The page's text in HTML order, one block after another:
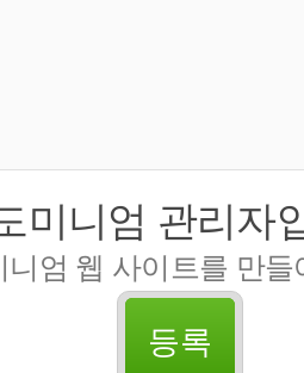
미니엄 관리자
엄 웹 사이트를 만
등록